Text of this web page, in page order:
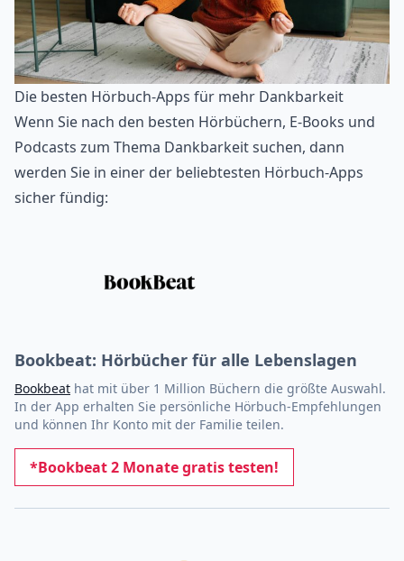
Die besten Hörbuch-Apps für mehr Dankbarkeit
Wenn Sie nach den besten Hörbüchern, E-Books und
Podcasts zum Thema Dankbarkeit suchen, dann
werden Sie in einer der beliebtesten Hörbuch-Apps
sicher fündig:
Bookbeat: Hörbücher für alle Lebenslagen
Bookbeat hat mit über 1 Million Büchern die größte Auswahl.
In der App erhalten Sie persönliche Hörbuch-Empfehlungen
und können Ihr Konto mit der Familie teilen.
*Bookbeat 2 Monate gratis testen!